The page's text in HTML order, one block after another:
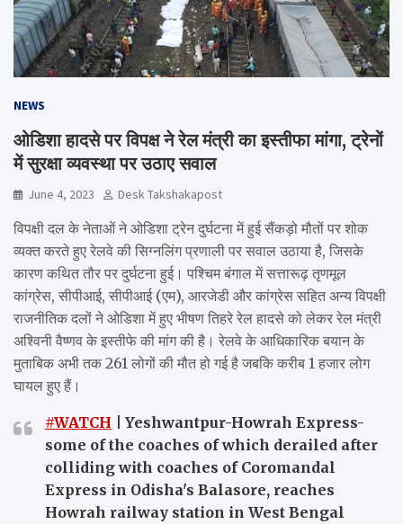
NEWS
ओडिशा हादसे पर विपक्ष ने रेल मंत्री का इस्तीफा मांगा, ट्रेनों
में सुरक्षा व्यवस्था पर उठाए सवाल
June 4, 2023 Desk Takshakapost
विपक्षी दल के नेताओं ने ओडिशा ट्रेन दुर्घटना में हुई सैंकड़ो मौतों पर शोक
व्यक्त करते हुए रेलवे की सिग्नलिंग प्रणाली पर सवाल उठाया है, जिसके
कारण कथित तौर पर दुर्घटना हुई। पश्चिम बंगाल में सत्तारूढ़ तृणमूल
कांग्रेस, सीपीआई, सीपीआई (एम), आरजेडी और कांग्रेस सहित अन्य विपक्षी
राजनीतिक दलों ने ओडिशा में हुए भीषण तिहरे रेल हादसे को लेकर रेल मंत्री
अश्विनी वैष्णव के इस्तीफे की मांग की है। रेलवे के आधिकारिक बयान के
मुताबिक अभी तक 261 लोगों की मौत हो गई है जबकि करीब 1 हजार लोग
घायल हुए हैं।
#WATCH | Yeshwantpur-Howrah Express-
some of the coaches of which derailed after
colliding with coaches of Coromandal
Express in Odisha's Balasore, reaches
Howrah railway station in West Bengal